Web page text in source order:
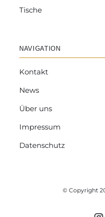
Tische
NAVIGATION
Kontakt
News
Über uns
Impressum
Datenschutz
© Copyright